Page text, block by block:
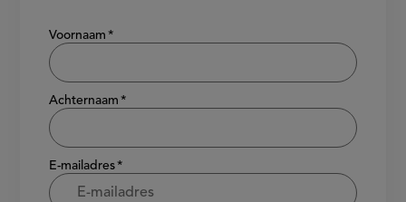
Show/hide
Voornaam
Achternaam
E-mailadres